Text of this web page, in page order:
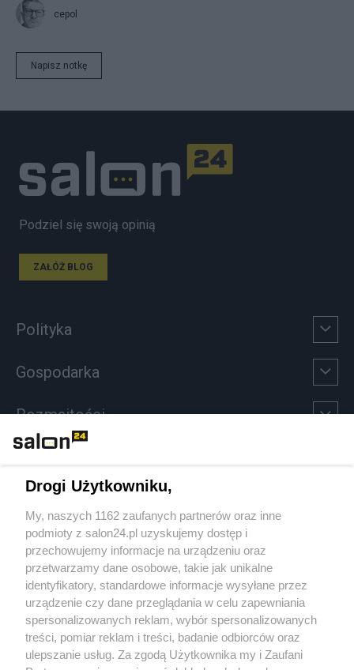
cepol
Napisz notkę
Podziel się swoją opinią
ZAŁÓŻ BLOG
Polityka
Gospodarka
Rozmaitości
Sport
Społeczeństwo
Kultura
X Facebook Instagram Youtube
Drogi Użytkowniku,
My, naszych 1162 zaufanych partnerów oraz inne
podmioty z salon24.pl uzyskujemy dostęp i
przechowujemy informacje na urządzeniu oraz
przetwarzamy dane osobowe, takie jak unikalne
identyfikatory, standardowe informacje wysyłane przez
urządzenie czy dane przeglądania w celu zapewniania
spersonalizowanych reklam, wybór spersonalizowanych
treści, pomiar reklam i treści, badanie odbiorców oraz
ulepszanie usług. Za zgodą Użytkownika my i Zaufani